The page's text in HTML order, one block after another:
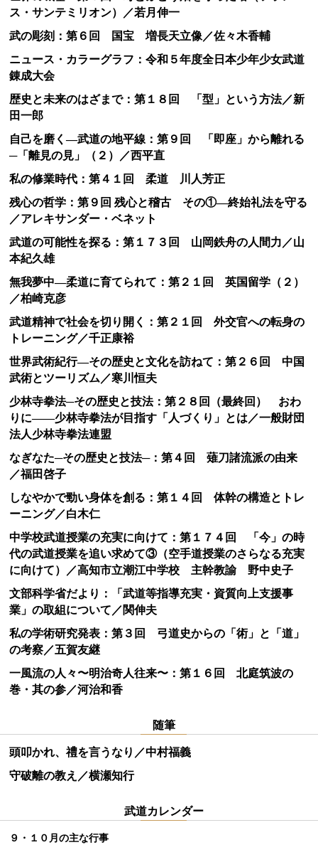
ス・サンテミリオン）／若月伸一
武の彫刻：第６回 国宝 増長天立像／佐々木香輔
ニュース・カラーグラフ：令和５年度全日本少年少女武道
錬成大会
歴史と未来のはざまで：第１８回 「型」という方法／新
田一郎
自己を磨く―武道の地平線：第９回 「即座」から離れる
─「離見の見」（２）／西平直
私の修業時代：第４１回 柔道 川人芳正
残心の哲学：第９回 残心と稽古 その①―終始礼法を守る
／アレキサンダー・ベネット
武道の可能性を探る：第１７３回 山岡鉄舟の人間力／山
本紀久雄
無我夢中―柔道に育てられて：第２１回 英国留学（２）
／柏崎克彦
武道精神で社会を切り開く：第２１回 外交官への転身の
トレーニング／千正康裕
世界武術紀行―その歴史と文化を訪ねて：第２６回 中国
武術とツーリズム／寒川恒夫
少林寺拳法─その歴史と技法：第２８回（最終回） おわ
りに――少林寺拳法が目指す「人づくり」とは／一般財団
法人少林寺拳法連盟
なぎなた─その歴史と技法─：第４回 薙刀諸流派の由来
／福田啓子
しなやかで勁い身体を創る：第１４回 体幹の構造とトレ
ーニング／白木仁
中学校武道授業の充実に向けて：第１７４回 「今」の時
代の武道授業を追い求めて③（空手道授業のさらなる充実
に向けて）／高知市立潮江中学校 主幹教諭 野中史子
文部科学省だより：「武道等指導充実・資質向上支援事
業」の取組について／関伸夫
私の学術研究発表：第３回 弓道史からの「術」と「道」
の考察／五賀友継
一風流の人々〜明治奇人往来〜：第１６回 北庭筑波の
巻・其の参／河治和香
随筆
頭叩かれ、禮を言うなり／中村福義
守破離の教え／横瀬知行
武道カレンダー
９・１０月の主な行事